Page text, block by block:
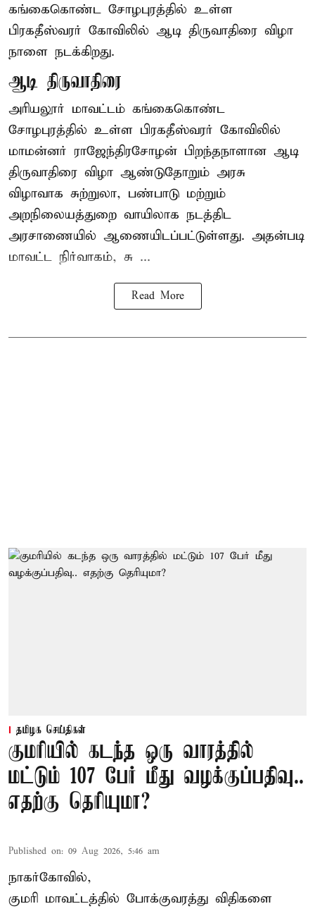
கங்கைகொண்ட சோழபுரத்தில் உள்ள
பிரகதீஸ்வரர் கோவிலில் ஆடி திருவாதிரை விழா
நாளை நடக்கிறது.
ஆடி திருவாதிரை
அரியலூர் மாவட்டம் கங்கைகொண்ட
சோழபுரத்தில் உள்ள பிரகதீஸ்வரர் கோவிலில்
மாமன்னர் ராஜேந்திரசோழன் பிறந்தநாளான ஆடி
திருவாதிரை விழா ஆண்டுதோறும் அரசு
விழாவாக சுற்றுலா, பண்பாடு மற்றும்
அறநிலையத்துறை வாயிலாக நடத்திட
அரசாணையில் ஆணையிடப்பட்டுள்ளது. அதன்படி
மாவட்ட நிர்வாகம், சு ...
Read More
தமிழக செய்திகள்
குமரியில் கடந்த ஒரு வாரத்தில்
மட்டும் 107 பேர் மீது வழக்குப்பதிவு..
எதற்கு தெரியுமா?
Published on: 09 Aug 2026, 5:46 am
நாகர்கோவில்,
குமரி மாவட்டத்தில் போக்குவரத்து விதிகளை